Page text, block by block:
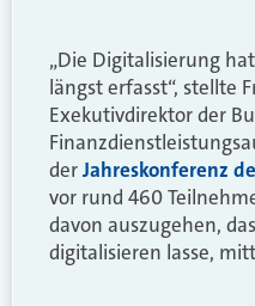
„Die Digitalisierung
längst erfasst“, stellte
Exekutivdirektor der
derJahreskonferenz
vor rund 460
davon auszugehen,
digitalisieren lasse,